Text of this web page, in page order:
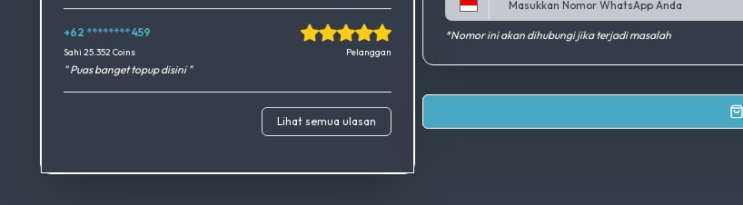
+62 ******** 459
Okedimers Group INC
Sahi 25.352 Coins Pelanggan
" Puas banget topup disini "
Lihat semua ulasan
*Nomor ini akan dihubungi jika terjadi masalah